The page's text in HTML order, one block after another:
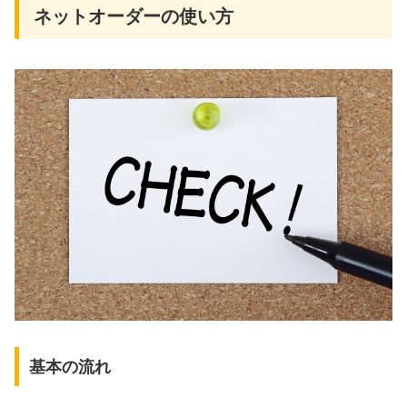
ネットオーダーの使い方
基本の流れ